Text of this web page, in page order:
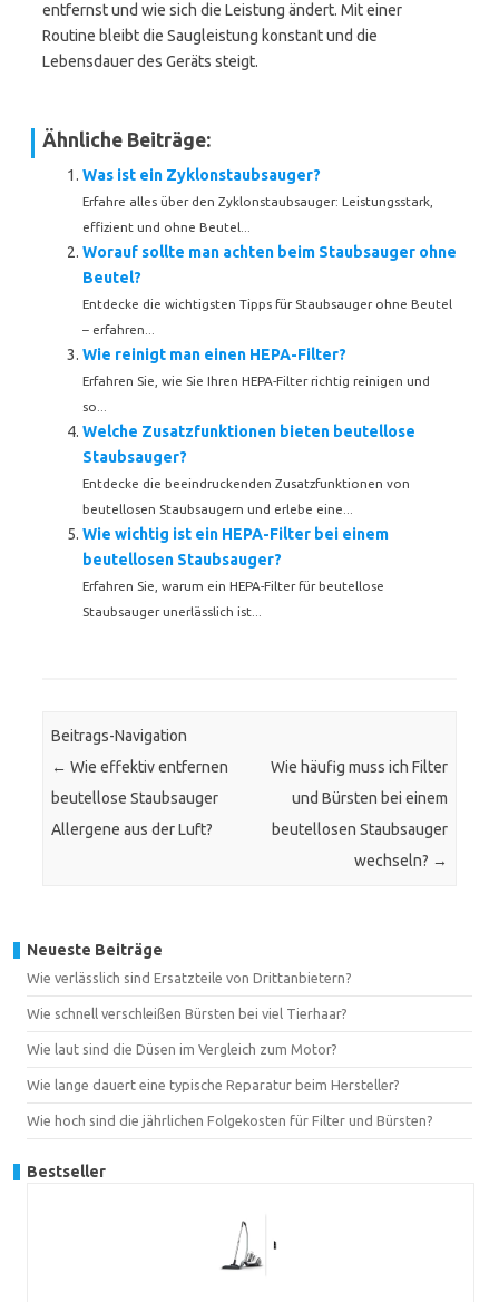
entfernst und wie sich die Leistung ändert. Mit einer
Routine bleibt die Saugleistung konstant und die
Lebensdauer des Geräts steigt.
Ähnliche Beiträge:
Was ist ein Zyklonstaubsauger?
Erfahre alles über den Zyklonstaubsauger: Leistungsstark,
effizient und ohne Beutel...
Worauf sollte man achten beim Staubsauger ohne
Beutel?
Entdecke die wichtigsten Tipps für Staubsauger ohne Beutel
– erfahren...
Wie reinigt man einen HEPA-Filter?
Erfahren Sie, wie Sie Ihren HEPA-Filter richtig reinigen und
so...
Welche Zusatzfunktionen bieten beutellose
Staubsauger?
Entdecke die beeindruckenden Zusatzfunktionen von
beutellosen Staubsaugern und erlebe eine...
Wie wichtig ist ein HEPA-Filter bei einem
beutellosen Staubsauger?
Erfahren Sie, warum ein HEPA-Filter für beutellose
Staubsauger unerlässlich ist...
Beitrags-Navigation
← Wie effektiv entfernen
beutellose Staubsauger
Allergene aus der Luft?
Wie häufig muss ich Filter
und Bürsten bei einem
beutellosen Staubsauger
wechseln? →
Neueste Beiträge
Wie verlässlich sind Ersatzteile von Drittanbietern?
Wie schnell verschleißen Bürsten bei viel Tierhaar?
Wie laut sind die Düsen im Vergleich zum Motor?
Wie lange dauert eine typische Reparatur beim Hersteller?
Wie hoch sind die jährlichen Folgekosten für Filter und Bürsten?
Bestseller